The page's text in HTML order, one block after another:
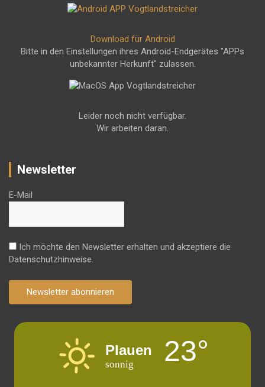
Download für Android
Bitte in den Einstellungen ihres Android-Endgerätes "APPs
unbekannter Herkunft" zulassen.
Leider noch nicht verfügbar.
Wir arbeiten daran.
Newsletter
E-Mail
Ich möchte den Newsletter erhalten und akzeptiere die
Datenschutzhinweise.
Newsletter abonnieren
Plauen
sonnig 23°